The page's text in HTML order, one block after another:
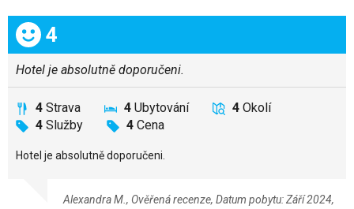
Celkem:
4
Hotel je absolutně doporučeni.
4 Strava 4 Ubytování 4 Okolí
4 Služby 4 Cena
Hotel je absolutně doporučeni.
Alexandra M., Ověřená recenze, Datum pobytu: Září 2024,